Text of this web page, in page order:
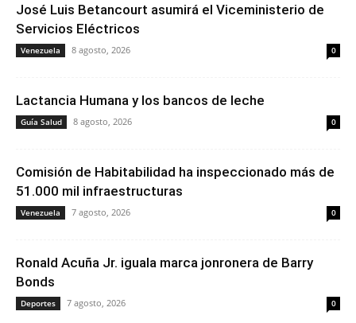
José Luis Betancourt asumirá el Viceministerio de
Servicios Eléctricos
Venezuela 8 agosto, 2026 0
Lactancia Humana y los bancos de leche
Guía Salud 8 agosto, 2026 0
Comisión de Habitabilidad ha inspeccionado más de
51.000 mil infraestructuras
Venezuela 7 agosto, 2026 0
Ronald Acuña Jr. iguala marca jonronera de Barry
Bonds
Deportes 7 agosto, 2026 0